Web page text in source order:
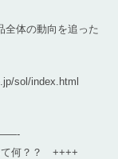
体の動向を追った
sol/index.html
て何？？ ++++